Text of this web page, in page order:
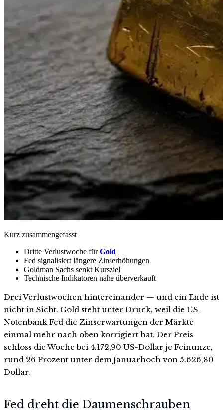
Kurz zusammengefasst
Dritte Verlustwoche fürGold
Fed signalisiert längere Zinserhöhungen
Goldman Sachs senkt Kursziel
Technische Indikatoren nahe überverkauft
Drei Verlustwochen hintereinander — und ein Ende ist
nicht in Sicht. Gold steht unter Druck, weil die US-
Notenbank Fed die Zinserwartungen der Märkte
einmal mehr nach oben korrigiert hat. Der Preis
schloss die Woche bei 4.172,90 US-Dollar je Feinunze,
rund 26 Prozent unter dem Januarhoch von 5.626,80
Dollar.
Fed dreht die Daumenschrauben